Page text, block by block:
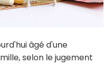
âgé d'une
selon le jugement